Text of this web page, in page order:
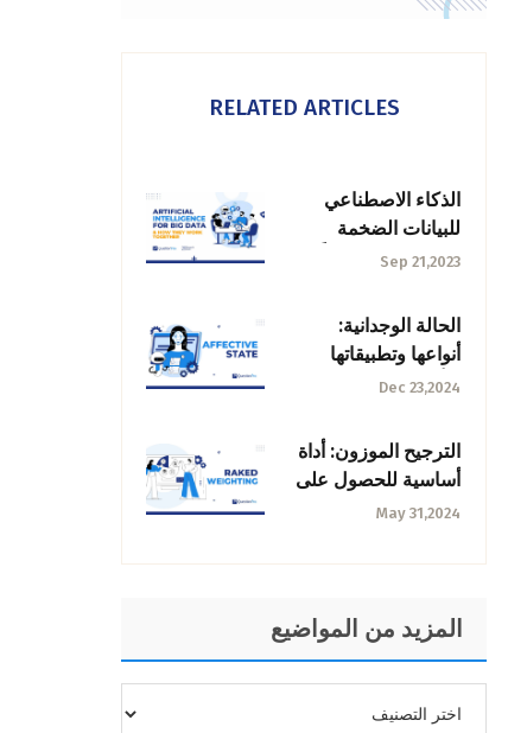
RELATED ARTICLES
الذكاء الاصطناعي
للبيانات الضخمة
وكيفية عملهما معاً
Sep 21,2023
الحالة الوجدانية:
أنواعها وتطبيقاتها
وتأثيرها في الأبحاث
Dec 23,2024
الترجيح الموزون: أداة
أساسية للحصول على
نتائج استبيان دقيقة
May 31,2024
المزيد من المواضيع